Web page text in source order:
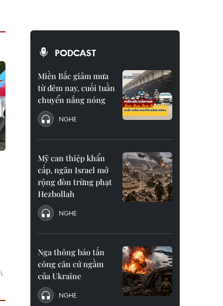
PODCAST
Miền Bắc giảm mưa
từ đêm nay, cuối tuần
chuyển nắng nóng
NGHE
Mỹ can thiệp khẩn
cấp, ngăn Israel mở
rộng đòn trừng phạt
Hezbollah
NGHE
Nga thông báo tấn
công căn cứ ngầm
của Ukraine
NGHE